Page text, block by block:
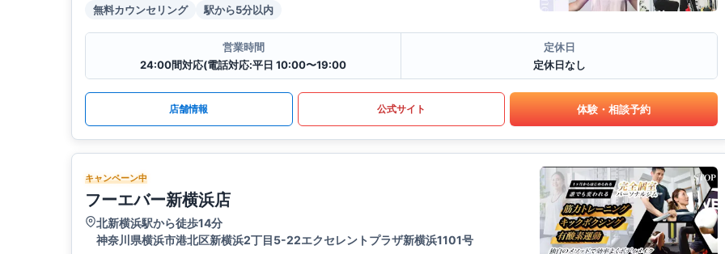
無料カウンセリング
駅から5分以内
営業時間
24:00間対応(電話対応:平日 10:00〜19:00
定休日
定休日なし
店舗情報 公式サイト 体験・相談予約
キャンペーン中
フーエバー新横浜店
北新横浜駅から徒歩14分
神奈川県横浜市港北区新横浜2丁目5-22エクセレントプラザ新横浜1101号